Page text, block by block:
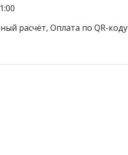
расчёт, Оплата по QR-коду